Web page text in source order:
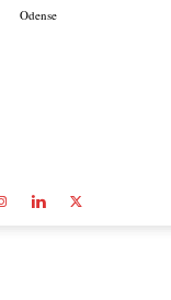
Odense